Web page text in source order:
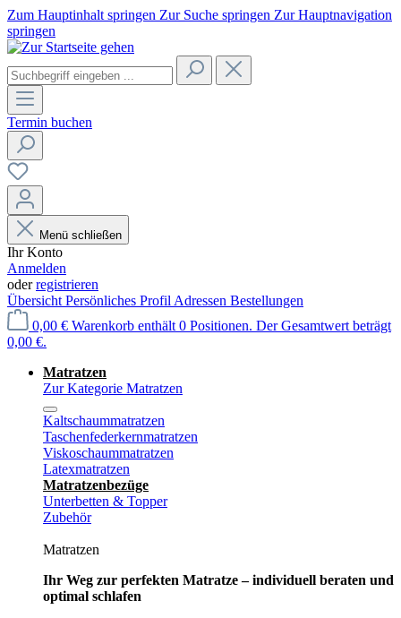
Zum Hauptinhalt springen Zur Suche springen Zur Hauptnavigation
springen
Termin buchen
Menü schließen
Ihr Konto
Anmelden
oderregistrieren
Übersicht Persönliches Profil Adressen Bestellungen
0,00 € Warenkorb enthält 0 Positionen. Der Gesamtwert beträgt
0,00 €.
Matratzen
Zur Kategorie Matratzen
Kaltschaummatratzen
Taschenfederkernmatratzen
Viskoschaummatratzen
Latexmatratzen
Matratzenbezüge
Unterbetten & Topper
Zubehör
Matratzen
Ihr Weg zur perfekten Matratze – individuell beraten und
optimal schlafen